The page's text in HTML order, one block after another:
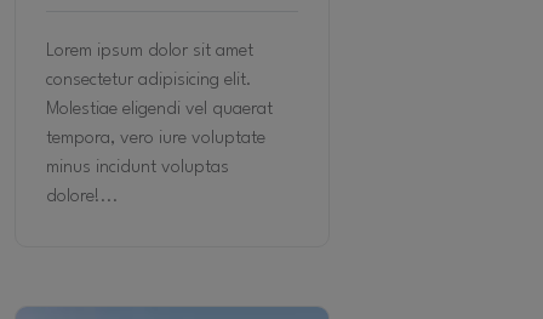
Lorem ipsum dolor sit amet
consectetur adipisicing elit.
Molestiae eligendi vel quaerat
tempora, vero iure voluptate
minus incidunt voluptas
dolore!...